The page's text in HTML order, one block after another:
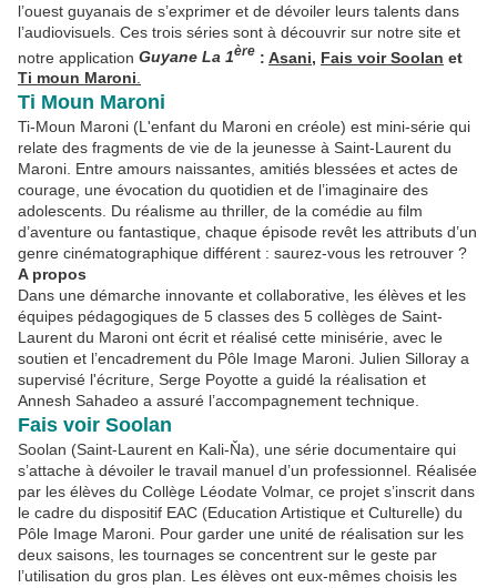
l’ouest guyanais de s’exprimer et de dévoiler leurs talents dans
l’audiovisuels. Ces trois séries sont à découvrir sur notre site et
notre application Guyane La 1ère : Asani Fais voir Soolan et
Ti moun Maroni
Ti Moun Maroni
Ti-Moun Maroni (L'enfant du Maroni en créole) est mini-série qui
relate des fragments de vie de la jeunesse à Saint-Laurent du
Maroni. Entre amours naissantes, amitiés blessées et actes de
courage, une évocation du quotidien et de l’imaginaire des
adolescents. Du réalisme au thriller, de la comédie au film
d’aventure ou fantastique, chaque épisode revêt les attributs d’un
genre cinématographique différent : saurez-vous les retrouver ?
A propos
Dans une démarche innovante et collaborative, les élèves et les
équipes pédagogiques de 5 classes des 5 collèges de Saint-
Laurent du Maroni ont écrit et réalisé cette minisérie, avec le
soutien et l’encadrement du Pôle Image Maroni. Julien Silloray a
supervisé l'écriture, Serge Poyotte a guidé la réalisation et
Annesh Sahadeo a assuré l’accompagnement technique.
Fais voir Soolan
Soolan (Saint-Laurent en Kali-Ňa), une série documentaire qui
s’attache à dévoiler le travail manuel d’un professionnel. Réalisée
par les élèves du Collège Léodate Volmar, ce projet s’inscrit dans
le cadre du dispositif EAC (Education Artistique et Culturelle) du
Pôle Image Maroni. Pour garder une unité de réalisation sur les
deux saisons, les tournages se concentrent sur le geste par
l’utilisation du gros plan. Les élèves ont eux-mêmes choisis les